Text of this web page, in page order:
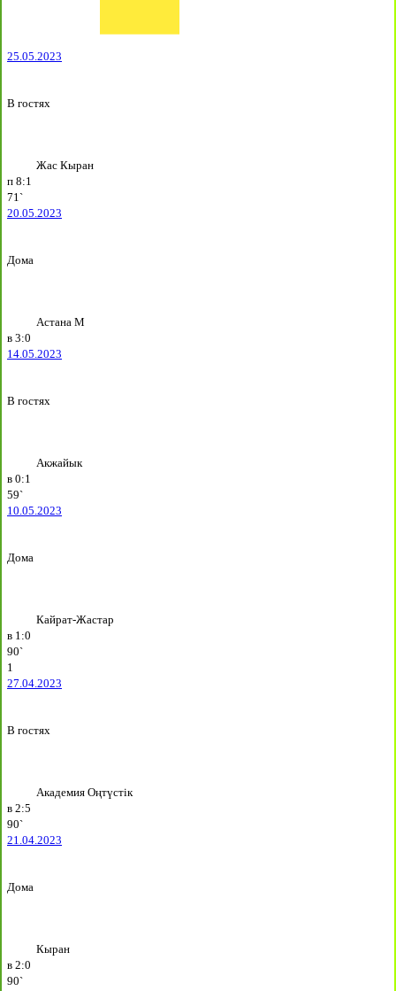
25.05.2023
В гостях
Жас Кыран
п 8:1
71`
20.05.2023
Дома
Астана М
в 3:0
14.05.2023
В гостях
Акжайык
в 0:1
59`
10.05.2023
Дома
Кайрат-Жастар
в 1:0
90`
1
27.04.2023
В гостях
Академия Оңтүстік
в 2:5
90`
21.04.2023
Дома
Кыран
в 2:0
90`